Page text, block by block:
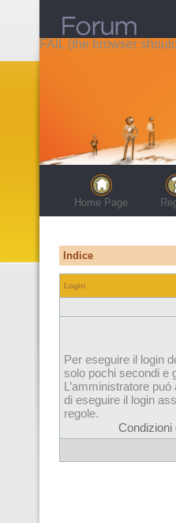
FAIL (the browser
Home Page
Indice
Login
Per eseguire il login
solo pochi secondi e
L’amministratore
di eseguire il login
regole.
Condizioni